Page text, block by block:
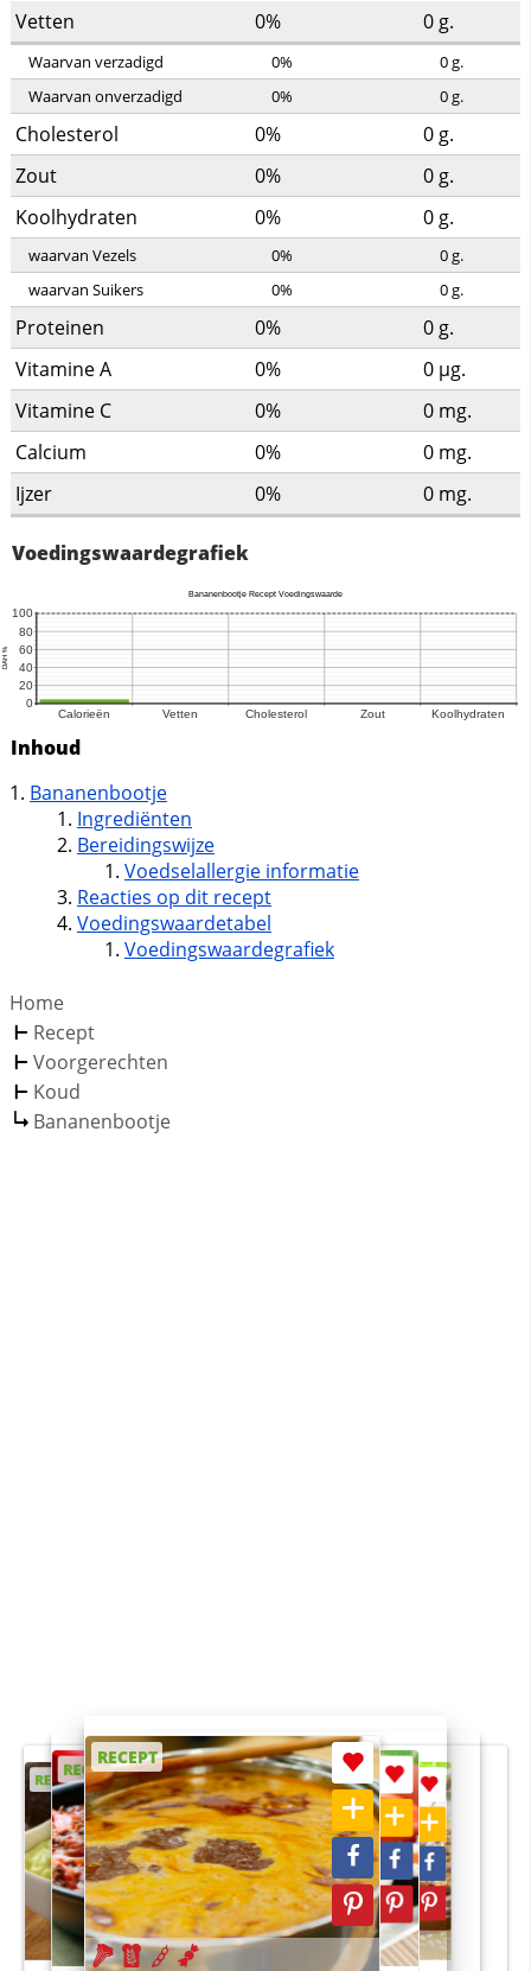
Vetten 0% 0g.
Waarvan verzadigd 0% 0g.
Waarvan onverzadigd
0% 0g.
Cholesterol 0% 0g.
Zout
0% 0g.
Koolhydraten
0% 0g.
waarvan Vezels 0% 0g.
waarvan Suikers
0% 0g.
Proteinen 0% 0g.
Vitamine A
0% 0 µg.
Vitamine C
0% 0 mg.
Calcium
0% 0 mg.
Ijzer
0% 0 mg.
Voedingswaardegrafiek
Inhoud
Bananenbootje
Ingrediënten
Bereidingswijze
Voedselallergie informatie
Reacties op dit recept
Voedingswaardetabel
Voedingswaardegrafiek
Home
Recept
Voorgerechten
Koud
Bananenbootje
RECEPT
RECEPT
RECEPT
RECEPT
RECEPT